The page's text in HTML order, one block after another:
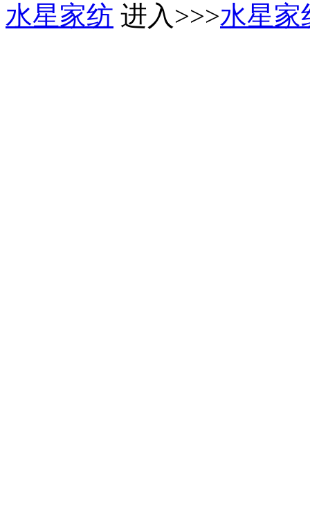
水星家纺 进入>>>水星家